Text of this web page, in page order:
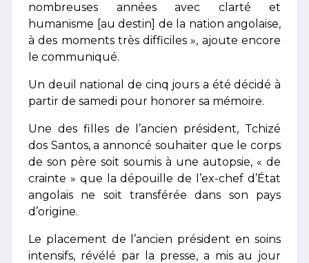
nombreuses années avec clarté et
humanisme [au destin] de la nation angolaise,
à des moments très difficiles », ajoute encore
le communiqué.
Un deuil national de cinq jours a été décidé à
partir de samedi pour honorer sa mémoire.
Une des filles de l’ancien président, Tchizé
dos Santos, a annoncé souhaiter que le corps
de son père soit soumis à une autopsie, « de
crainte » que la dépouille de l’ex-chef d’État
angolais ne soit transférée dans son pays
d’origine.
Le placement de l’ancien président en soins
intensifs, révélé par la presse, a mis au jour